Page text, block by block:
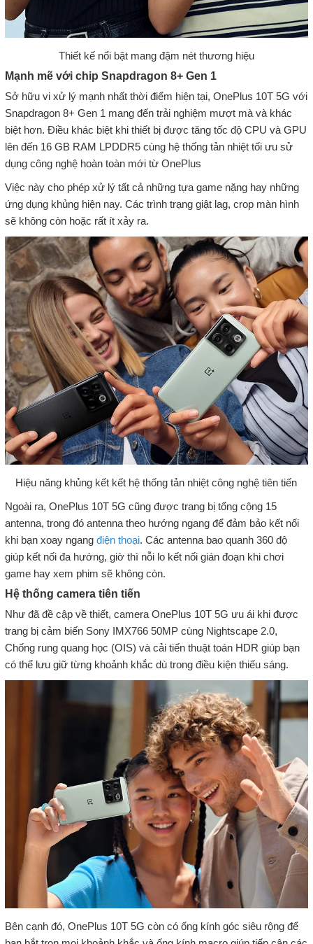
Thiết kế nổi bật mang đậm nét thương hiệu
Mạnh mẽ với chip Snapdragon 8+ Gen 1
Sở hữu vi xử lý mạnh nhất thời điểm hiện tại, OnePlus 10T 5G với
Snapdragon 8+ Gen 1 mang đến trải nghiệm mượt mà và khác
biệt hơn. Điều khác biệt khi thiết bị được tăng tốc độ CPU và GPU
lên đến 16 GB RAM LPDDR5 cùng hệ thống tản nhiệt tối ưu sử
dụng công nghệ hoàn toàn mới từ OnePlus
Việc này cho phép xử lý tất cả những tựa game nặng hay những
ứng dụng khủng hiện nay. Các trình trạng giật lag, crop màn hình
sẽ không còn hoặc rất ít xảy ra.
Hiệu năng khủng kết kết hệ thống tản nhiệt công nghệ tiên tiến
Ngoài ra, OnePlus 10T 5G cũng được trang bị tổng cộng 15
antenna, trong đó antenna theo hướng ngang để đảm bảo kết nối
khi bạn xoay ngang điện thoại. Các antenna bao quanh 360 độ
giúp kết nối đa hướng, giờ thì nỗi lo kết nối gián đoạn khi chơi
game hay xem phim sẽ không còn.
Hệ thống camera tiên tiến
Như đã đề cập về thiết, camera OnePlus 10T 5G ưu ái khi được
trang bị cảm biến Sony IMX766 50MP cùng Nightscape 2.0,
Chống rung quang học (OIS) và cải tiến thuật toán HDR giúp bạn
có thể lưu giữ từng khoảnh khắc dù trong điều kiện thiếu sáng.
Bên cạnh đó, OnePlus 10T 5G còn có ống kính góc siêu rộng để